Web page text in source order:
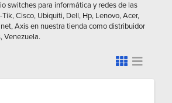
switches para informática y redes de las
Cisco, Ubiquiti, Dell, Hp, Lenovo, Acer,
Axis en nuestra tienda como distribuidor
Venezuela.